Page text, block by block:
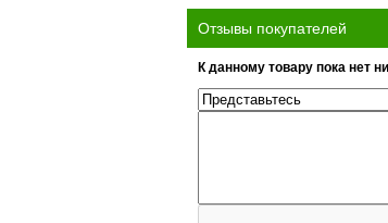
Отзывы покупателей
К данному товару пока нет